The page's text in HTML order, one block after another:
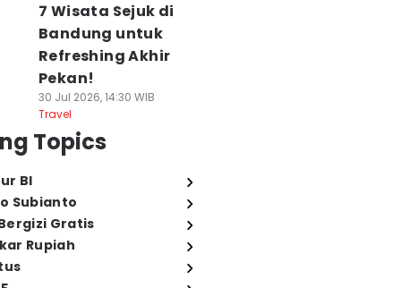
7 Wisata Sejuk di
Bandung untuk
Refreshing Akhir
Pekan!
30 Jul 2026, 14:30 WIB
Travel
Topics
BI
Subianto
Gratis
Rupiah